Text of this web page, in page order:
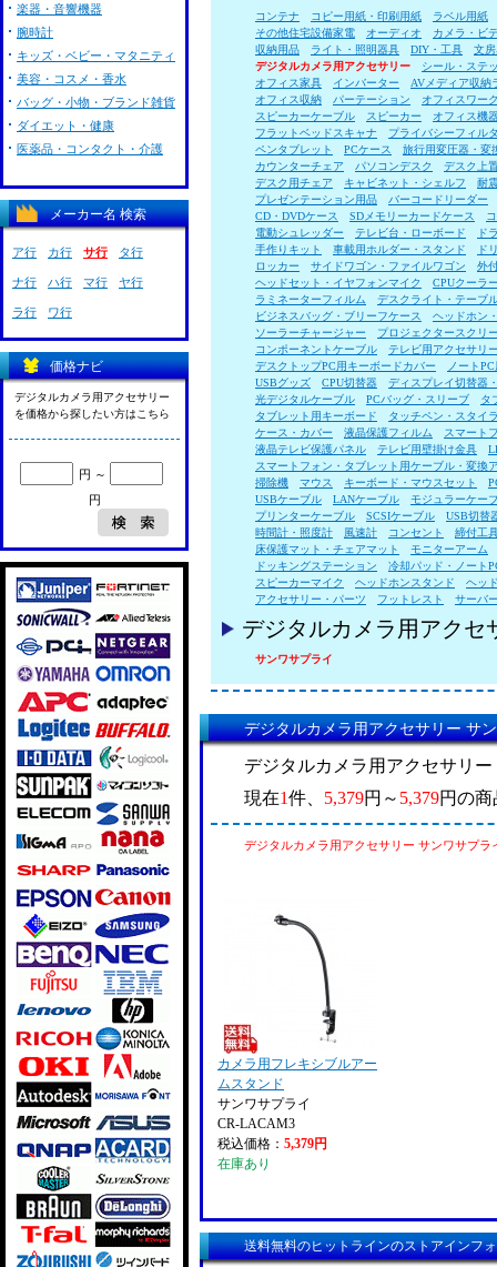
コンテナ コピー用紙・印刷用紙
ラベル用紙
その他住宅設備家電
オーディオ
カメラ・ビ
収納用品
ライト・照明器具 DIY・工具
文
デジタルカメラ用アクセサリー
シール・ステ
オフィス家具
インバーター
AVメディア収納
オフィス収納
パーテーション
オフィスワー
スピーカーケーブル
スピーカー
オフィス機
フラットベッドスキャナ
プライバシーフィル
ペンタブレット
PCケース
旅行用変圧器・変
カウンターチェア
パソコンデスク
デスク上
デスク用チェア
キャビネット・シェルフ
耐
プレゼンテーション用品
バーコードリーダー
CD・DVDケース
SDメモリーカードケース
電動シュレッダー
テレビ台・ローボード
ド
手作りキット
車載用ホルダー・スタンド
ド
ロッカー
サイドワゴン・ファイルワゴン
外
ヘッドセット・イヤフォンマイク
CPUクーラ
ラミネーターフィルム
デスクライト・テーブ
ビジネスバッグ・ブリーフケース
ヘッドホン
ソーラーチャージャー
プロジェクタースクリ
コンポーネントケーブル
テレビ用アクセサリ
デスクトップPC用キーボードカバー
ノート
USBグッズ
CPU切替器
ディスプレイ切替器
光デジタルケーブル
PCバッグ・スリーブ
タ
タブレット用キーボード
タッチペン・スタイ
ケース・カバー
液晶保護フィルム
スマート
液晶テレビ保護パネル
テレビ用壁掛け金具
スマートフォン・タブレット用ケーブル・変換
掃除機
マウス キーボード・マウスセット
USBケーブル
LANケーブル
モジュラーケー
プリンターケーブル
SCSIケーブル
USB切替
時間計・照度計
風速計 コンセント
締付工
床保護マット・チェアマット
モニターアーム
ドッキングステーション
冷却パッド・ノート
スピーカーマイク
ヘッドホンスタンド
ヘッ
アクセサリー・パーツ
フットレスト サーバ
デジタルカメラ用アクセ
サンワサプライ
デジタルカメラ用アクセサリー サ
デジタルカメラ用アクセサリ
現在1件、 5,379円～ 5,379円の
デジタルカメラ用アクセサリー サンワサプラ
カメラ用フレキシブルアー
ムスタンド
サンワサプライ
CR-LACAM3
税込価格： 5,379円
在庫あり
送料無料のヒットラインのストアインフ
楽器・音響機器
腕時計
キッズ・ベビー・マタニティ
美容・コスメ・香水
バッグ・小物・ブランド雑貨
ダイエット・健康
医薬品・コンタクト・介護
メーカー名 検索
ア行 カ行 サ行 タ行
ナ行 ハ行 マ行 ヤ行
ラ行 ワ行
価格ナビ
デジタルカメラ用アクセサリー
を価格から探したい方はこちら
円 ～
円